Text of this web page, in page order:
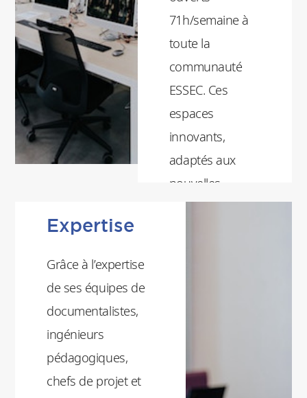
71h/semaine à
toute la
communauté
ESSEC. Ces
espaces
innovants,
adaptés aux
nouvelles
pratiques
service de la
pédagogie et de
Expertise
Grâce à l’expertise
de ses équipes de
documentalistes,
ingénieurs
pédagogiques,
chefs de projet et